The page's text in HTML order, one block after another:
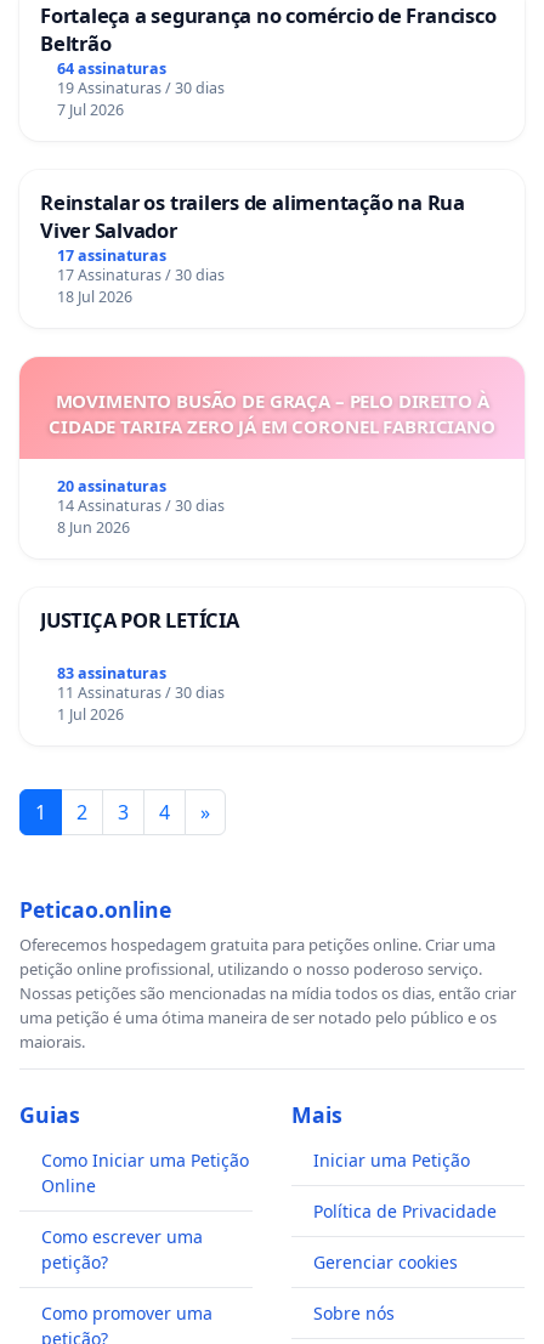
Fortaleça a segurança no comércio de Francisco
Beltrão
64 assinaturas
19 Assinaturas / 30 dias
7 Jul 2026
Reinstalar os trailers de alimentação na Rua
Viver Salvador
17 assinaturas
17 Assinaturas / 30 dias
18 Jul 2026
MOVIMENTO BUSÃO DE GRAÇA – PELO DIREITO À
CIDADE TARIFA ZERO JÁ EM CORONEL FABRICIANO
20 assinaturas
14 Assinaturas / 30 dias
8 Jun 2026
JUSTIÇA POR LETÍCIA
83 assinaturas
11 Assinaturas / 30 dias
1 Jul 2026
1 2 3 4 »
Peticao.online
Oferecemos hospedagem gratuita para petições online. Criar uma
petição online profissional, utilizando o nosso poderoso serviço.
Nossas petições são mencionadas na mídia todos os dias, então criar
uma petição é uma ótima maneira de ser notado pelo público e os
maiorais.
Guias
Como Iniciar uma Petição
Online
Como escrever uma
petição?
Como promover uma
petição?
Mais
Iniciar uma Petição
Política de Privacidade
Gerenciar cookies
Sobre nós